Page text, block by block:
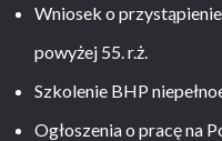
Wniosek o
powyżej 55. r.ż.
Szkolenie BHP
Ogłoszenia o pracę na